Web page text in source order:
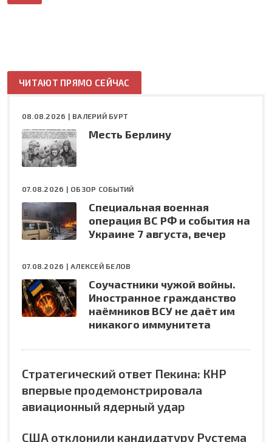
ЧИТАЮТ ПРЯМО СЕЙЧАС
08.08.2026 | ВАЛЕРИЙ БУРТ
Месть Берлину
07.08.2026 | ОБЗОР СОБЫТИЙ
Специальная военная
операция ВС РФ и события на
Украине 7 августа, вечер
07.08.2026 |АЛЕКСЕЙ БЕЛОВ
Соучастники чужой войны.
Иностранное гражданство
наёмников ВСУ не даёт им
никакого иммунитета
Стратегический ответ Пекина: КНР
впервые продемонстрировала
авиационный ядерный удар
США отклонили кандидатуру Рустема